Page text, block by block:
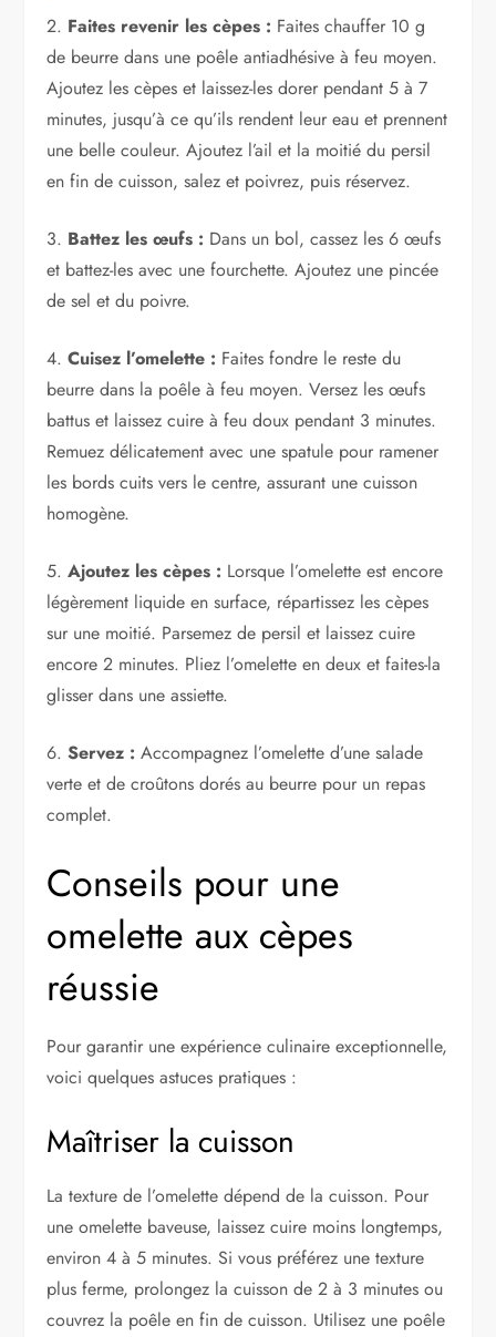
2. Faites revenir les cèpes : Faites chauffer 10 g
de beurre dans une poêle antiadhésive à feu moyen.
Ajoutez les cèpes et laissez-les dorer pendant 5 à 7
minutes, jusqu’à ce qu’ils rendent leur eau et prennent
une belle couleur. Ajoutez l’ail et la moitié du persil
en fin de cuisson, salez et poivrez, puis réservez.
3. Battez les œufs : Dans un bol, cassez les 6 œufs
et battez-les avec une fourchette. Ajoutez une pincée
de sel et du poivre.
4.Cuisez l’omelette : Faites fondre le reste du
beurre dans la poêle à feu moyen. Versez les œufs
battus et laissez cuire à feu doux pendant 3 minutes.
Remuez délicatement avec une spatule pour ramener
les bords cuits vers le centre, assurant une cuisson
homogène.
5.Ajoutez les cèpes : Lorsque l’omelette est encore
légèrement liquide en surface, répartissez les cèpes
sur une moitié. Parsemez de persil et laissez cuire
encore 2 minutes. Pliez l’omelette en deux et faites-la
glisser dans une assiette.
6.Servez : Accompagnez l’omelette d’une salade
verte et de croûtons dorés au beurre pour un repas
complet.
Conseils pour une
omelette aux cèpes
réussie
Pour garantir une expérience culinaire exceptionnelle,
voici quelques astuces pratiques :
Maîtriser la cuisson
La texture de l’omelette dépend de la cuisson. Pour
une omelette baveuse, laissez cuire moins longtemps,
environ 4 à 5 minutes. Si vous préférez une texture
plus ferme, prolongez la cuisson de 2 à 3 minutes ou
couvrez la poêle en fin de cuisson. Utilisez une poêle